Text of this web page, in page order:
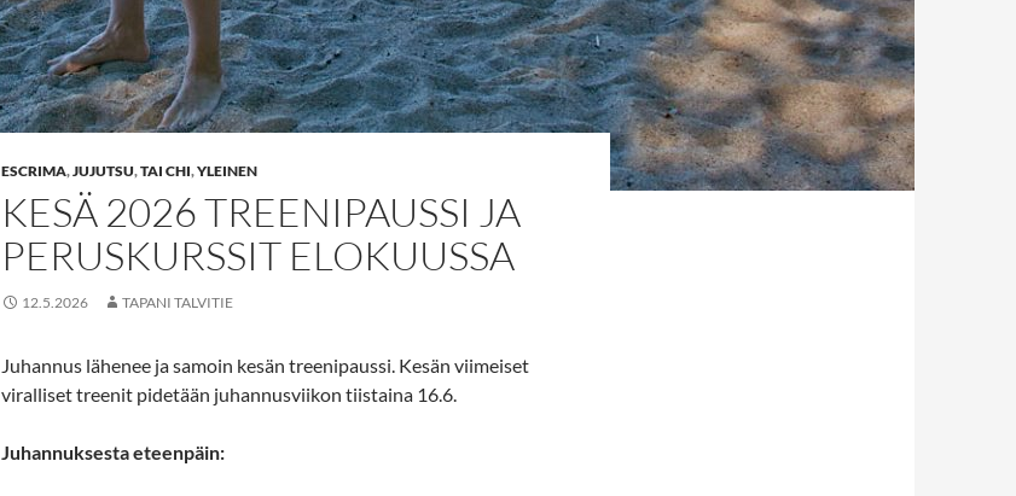
ESCRIMA,JUJUTSU,TAI CHI,YLEINEN
KESÄ 2026 TREENIPAUSSI JA
PERUSKURSSIT ELOKUUSSA
12.5.2026 TAPANI TALVITIE
Juhannus lähenee ja samoin kesän treenipaussi. Kesän viimeiset
viralliset treenit pidetään juhannusviikon tiistaina 16.6.
Juhannuksesta eteenpäin: